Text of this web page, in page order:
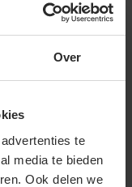
Over
te
media te bieden
Ook delen we